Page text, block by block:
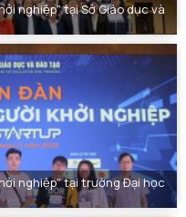
nghiệp” tại Sở Giáo dục và
nghiệp” tại trường Đại học